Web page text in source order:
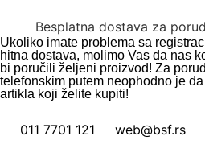
Besplatna dostava za
Ukoliko imate problema sa
hitna dostava, molimo Vas da nas
bi poručili željeni proizvod! Za
telefonskim putem neophodno je
artikla koji želite kupiti!
011 7701 121 web@bsf.rs